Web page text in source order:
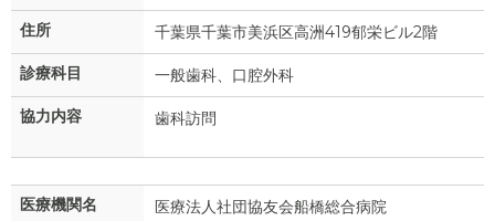
住所 千葉県千葉市美浜区高洲419郁栄ビル2階
診療科目 一般歯科、口腔外科
協力内容 歯科訪問
医療機関名 医療法人社団協友会船橋総合病院